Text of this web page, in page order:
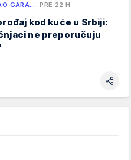
GARA… PRE 22 H
kod kuće u Srbiji:
ne preporučuju